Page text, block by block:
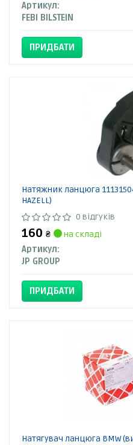
Артикул:
FEBI BILSTEIN
ПРИДБАТИ
Натяжник ланцюга
HAZELL)
0 відгуків
160 ₴
на складі
Артикул:
JP GROUP
ПРИДБАТИ
Натягувач ланцюга BMW